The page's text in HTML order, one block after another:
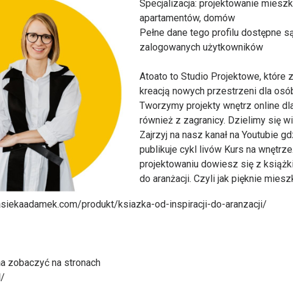
Freelance - architekt
Galeria Miast Dawnych
Filmy
Katalog produktów dla architekta
Firmy
Specjalizacja: projektowanie
apartamentów, domów
Pełne dane tego profilu dostępne
zalogowanych użytkowników
Atoato to Studio Projektowe, które
kreacją nowych przestrzeni dla
Tworzymy projekty wnętrz online
również z zagranicy. Dzielimy się
Zajrzyj na nasz kanał na Youtubie
publikuje cykl livów Kurs na
projektowaniu dowiesz się z
do aranżacji. Czyli jak pięknie
produkt/ksiazka-od-inspiracji-do-aranzacji/
zobaczyć na stronach